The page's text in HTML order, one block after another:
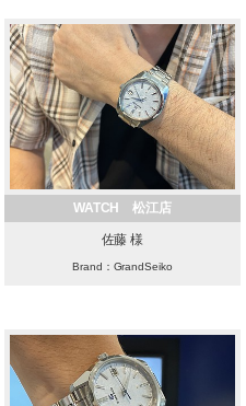
WATCH 松江店
佐藤 様
Brand：GrandSeiko